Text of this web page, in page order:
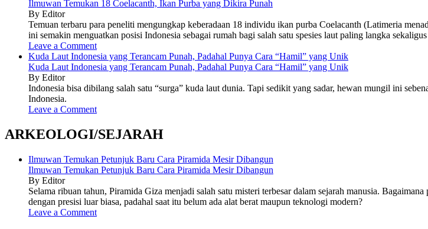
Ilmuwan Temukan 18 Coelacanth, Ikan Purba yang Dikira Punah
By Editor
Temuan terbaru para peneliti mengungkap keberadaan 18 individu ikan purba Coelacanth (Latimeria
ini semakin menguatkan posisi Indonesia sebagai rumah bagi salah satu spesies laut paling langka
Leave a Comment
Kuda Laut Indonesia yang Terancam Punah, Padahal Punya Cara “Hamil” yang Unik
Kuda Laut Indonesia yang Terancam Punah, Padahal Punya Cara “Hamil” yang Unik
By Editor
Indonesia bisa dibilang salah satu “surga” kuda laut dunia. Tapi sedikit yang sadar, hewan mungil ini
Indonesia.
Leave a Comment
ARKEOLOGI/SEJARAH
Ilmuwan Temukan Petunjuk Baru Cara Piramida Mesir Dibangun
Ilmuwan Temukan Petunjuk Baru Cara Piramida Mesir Dibangun
By Editor
Selama ribuan tahun, Piramida Giza menjadi salah satu misteri terbesar dalam sejarah manusia.
dengan presisi luar biasa, padahal saat itu belum ada alat berat maupun teknologi modern?
Leave a Comment